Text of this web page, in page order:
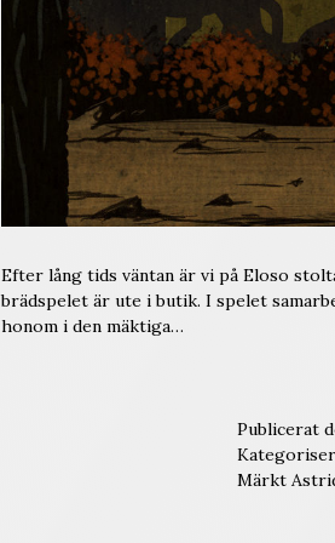
Efter lång tids väntan är vi på Eloso
brädspelet är ute i butik. I spelet
honom i den mäktiga…
Publicerat
Märkt